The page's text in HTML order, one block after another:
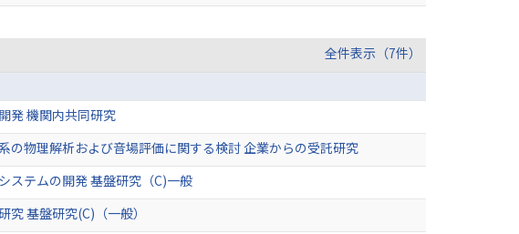
全件表示（7件）
発 機関内共同研究
物理解析および音場評価に関する検討 企業からの受託研究
ステムの開発 基盤研究（C)一般
基盤研究(C)（一般）